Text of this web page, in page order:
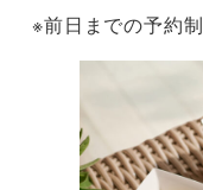
※前日までの予約制